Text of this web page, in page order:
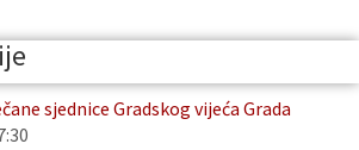
sjednice Gradskog vijeća Grada